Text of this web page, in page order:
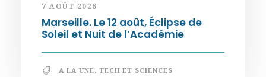
7 AOÛT 2026
Marseille. Le 12 août, Éclipse de
Soleil et Nuit de l’Académie
A LA UNE, TECH ET SCIENCES